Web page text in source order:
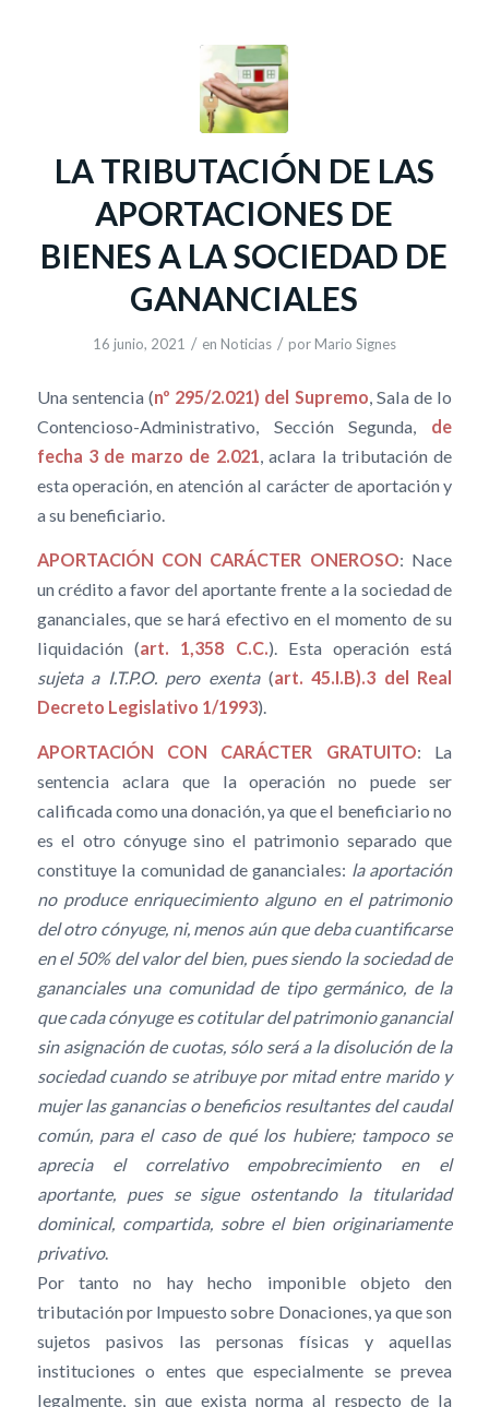
LA TRIBUTACIÓN DE LAS
APORTACIONES DE
BIENES A LA SOCIEDAD DE
GANANCIALES
16 junio, 2021 / en Noticias / por Mario Signes
Una sentencia (nº 295/2.021) del Supremo, Sala de lo
Contencioso-Administrativo, Sección Segunda, de
fecha 3 de marzo de 2.021, aclara la tributación de
esta operación, en atención al carácter de aportación y
a su beneficiario.
APORTACIÓN CON CARÁCTER ONEROSO: Nace
un crédito a favor del aportante frente a la sociedad de
gananciales, que se hará efectivo en el momento de su
liquidación (art. 1,358 C.C.). Esta operación está
sujeta a I.T.P.O. pero exenta(art. 45.I.B).3 del Real
Decreto Legislativo 1/1993).
APORTACIÓN CON CARÁCTER GRATUITO: La
sentencia aclara que la operación no puede ser
calificada como una donación, ya que el beneficiario no
es el otro cónyuge sino el patrimonio separado que
constituye la comunidad de gananciales: la aportación
no produce enriquecimiento alguno en el patrimonio
del otro cónyuge, ni, menos aún que deba cuantificarse
en el 50% del valor del bien, pues siendo la sociedad de
gananciales una comunidad de tipo germánico, de la
que cada cónyuge es cotitular del patrimonio ganancial
sin asignación de cuotas, sólo será a la disolución de la
sociedad cuando se atribuye por mitad entre marido y
mujer las ganancias o beneficios resultantes del caudal
común, para el caso de qué los hubiere; tampoco se
aprecia el correlativo empobrecimiento en el
aportante, pues se sigue ostentando la titularidad
dominical, compartida, sobre el bien originariamente
privativo.
Por tanto no hay hecho imponible objeto den
tributación por Impuesto sobre Donaciones, ya que son
sujetos pasivos las personas físicas y aquellas
instituciones o entes que especialmente se prevea
legalmente, sin que exista norma al respecto de la